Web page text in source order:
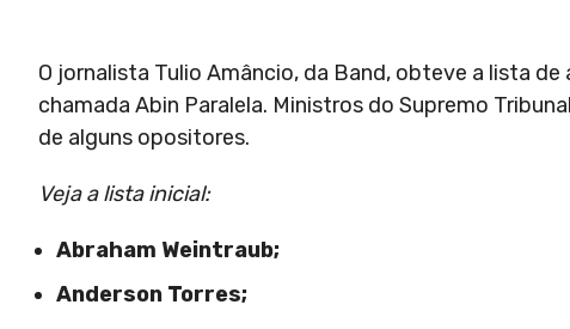
O jornalista Tulio Amâncio, da Band, obteve a lista
chamada Abin Paralela. Ministros do Supremo
de alguns opositores.
Veja a lista inicial:
Abraham Weintraub;
Anderson Torres;